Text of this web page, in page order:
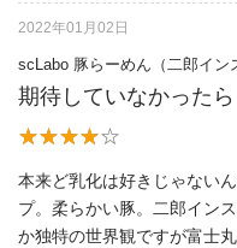
2022年01月02日
scLabo 豚らーめん（二郎イン
期待していなかったら
本来ど乳化は好きじゃない
プ。柔らかい豚。二郎イン
か独特の世界観ですが富士